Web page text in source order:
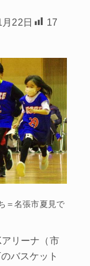
22日 17
＝名張市夏見で
リーナ（市
バスケット